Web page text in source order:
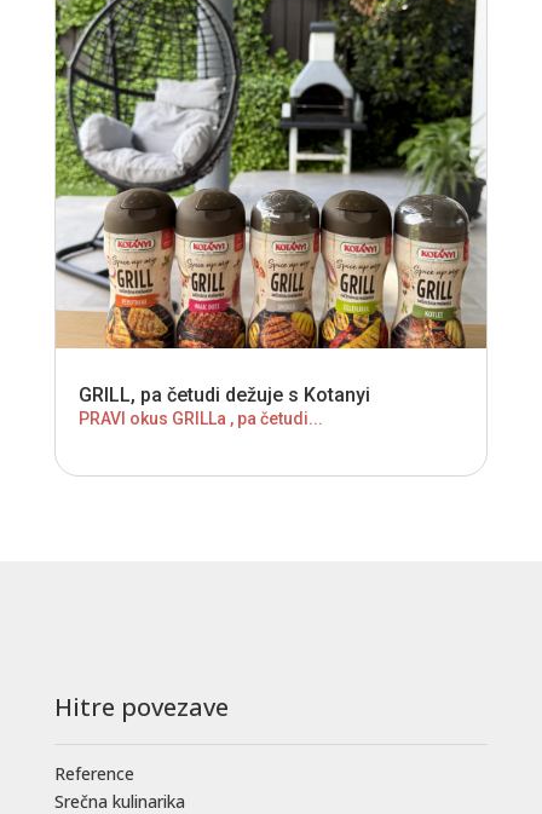
GRILL, pa četudi dežuje s Kotanyi
PRAVI okus GRILLa , pa četudi...
Hitre povezave
Reference
Srečna kulinarika